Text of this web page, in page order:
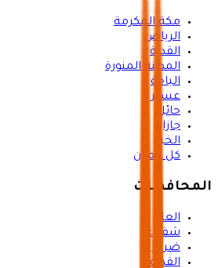
مكة المكرمة
الرياض
القدية
المدينة المنورة
الباحة
عسير
حائل
جازان
الخبر
كل المدن
المحافظات
العلا
شقراء
ضرما
القدية